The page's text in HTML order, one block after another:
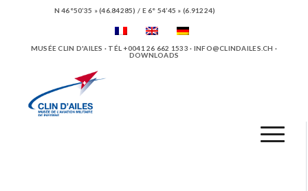
N 46°50’35 » (46.84285) / E 6° 54’45 » (6.91224)
MUSÉE CLIN D'AILES · TÉL +0041 26 662 1533 · INFO@CLINDAILES.CH ·
DOWNLOADS